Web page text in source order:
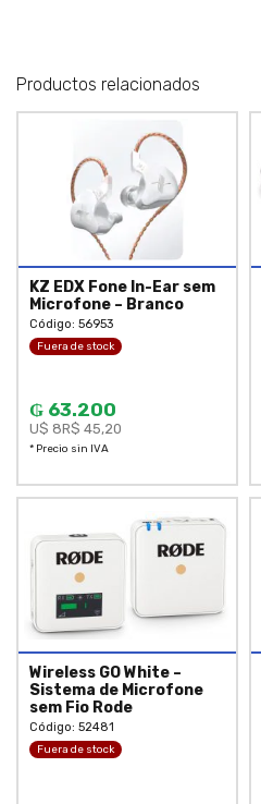
Productos relacionados
KZ EDX Fone In-Ear sem
Microfone – Branco
Código: 56953
Fuera de stock
₲ 63.200
U$ 8R$ 45,20
* Precio sin IVA
Wireless GO White –
Sistema de Microfone
sem Fio Rode
Código: 52481
Fuera de stock